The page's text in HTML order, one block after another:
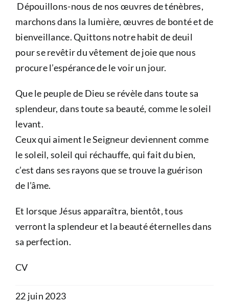
Dépouillons-nous de nos œuvres de ténèbres,
marchons dans la lumière, œuvres de bonté et de
bienveillance. Quittons notre habit de deuil
pour se revêtir du vêtement de joie que nous
procure l’espérance de le voir un jour.
Que le peuple de Dieu se révèle dans toute sa
splendeur, dans toute sa beauté, comme le soleil
levant.
Ceux qui aiment le Seigneur deviennent comme
le soleil, soleil qui réchauffe, qui fait du bien,
c’est dans ses rayons que se trouve la guérison
de l’âme.
Et lorsque Jésus apparaîtra, bientôt, tous
verront la splendeur et la beauté éternelles dans
sa perfection.
CV
22 juin 2023